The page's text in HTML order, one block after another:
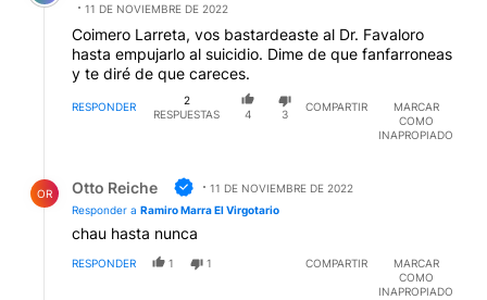
11 DE NOVIEMBRE DE 2022
Coimero Larreta, vos bastardeaste al Dr. Favaloro
hasta empujarlo al suicidio. Dime de que fanfarroneas
y te diré de que careces.
RESPONDER
2
RESPUESTAS
4 3
COMPARTIR
MARCAR
COMO
INAPROPIADO
OR Otto Reiche
11 DE NOVIEMBRE DE 2022
Responder a Ramiro Marra El Virgotario
chau hasta nunca
RESPONDER 1 1 COMPARTIR
MARCAR
COMO
INAPROPIADO